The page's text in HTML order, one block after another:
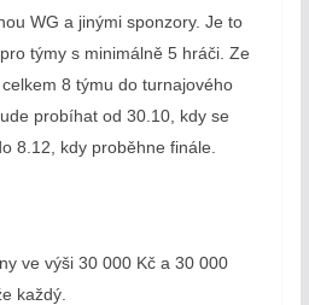
WG a jinými sponzory. Je to
týmy s minimálně 5 hráči. Ze
8 týmu do turnajového
probíhat od 30.10, kdy se
8.12, kdy proběhne finále.
ve výši 30 000 Kč a 30 000
každý.